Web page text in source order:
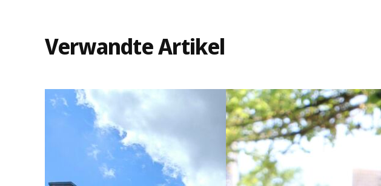
Verwandte Artikel